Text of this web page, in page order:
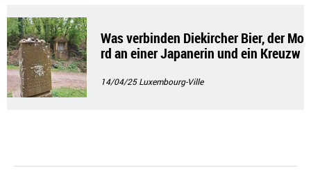
Was verbinden Diekircher Bier, der Mo
rd an einer Japanerin und ein Kreuzw
14/04/25Luxembourg-Ville